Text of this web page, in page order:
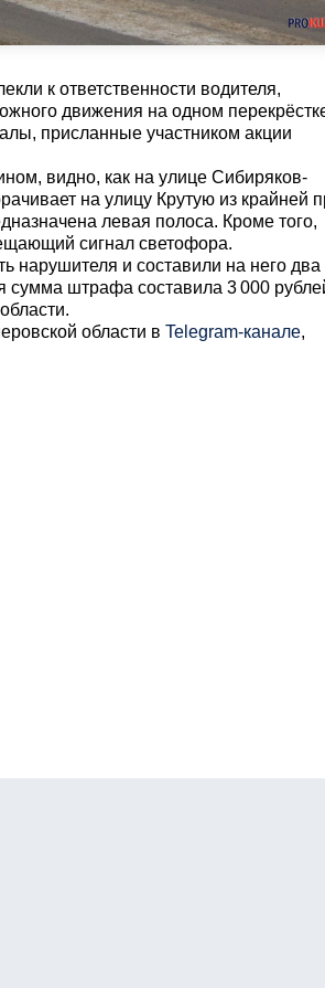
к ответственности водителя,
движения на одном
присланные участником акции
видно, как на улице Сибиряков-
на улицу Крутую из крайней
левая полоса. Кроме того,
сигнал светофора.
нарушителя и составили на него два
штрафа составила 3 000
области в Telegram-канале,